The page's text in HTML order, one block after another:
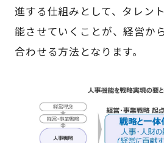
進する仕組みとして、タレン
能させていくことが、経営か
合わせる方法となります。